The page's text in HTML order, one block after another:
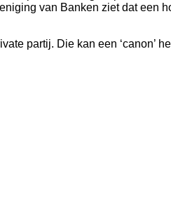
van Banken ziet dat een
partij. Die kan een ‘canon’